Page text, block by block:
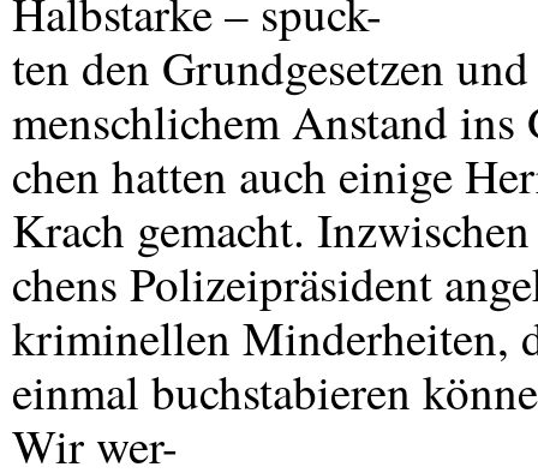
Halbstarke – spuck-
ten den Grundgesetzen
menschlichem Anstand
chen hatten auch einige
Krach gemacht.
chens Polizeipräsident
kriminellen Minderheiten,
einmal buchstabieren
Wir wer-